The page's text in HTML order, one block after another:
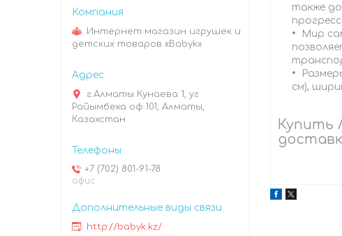
также
прогресс
Мир
см),
Купить
Интернет магазин игрушек и
детских товаров «Babyk»
г.Алматы Кунаева 1, уг
Райымбека оф.101, Алматы,
Казахстан
+7 (702) 801-91-78
офис
http://babyk.kz/